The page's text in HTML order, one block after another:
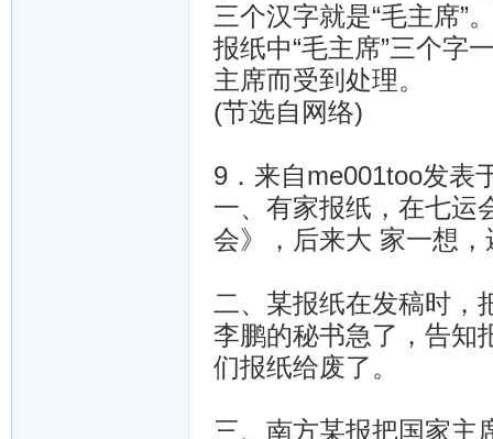
三个汉字就是“毛主席”
报纸中“毛主席”三个字
主席而受到处理。
(节选自网络)
9．来自me001too发
一、有家报纸，在七运
会》，后来大 家一想
二、某报纸在发稿时，
李鹏的秘书急了，告知
们报纸给废了。
三、南方某报把国家主